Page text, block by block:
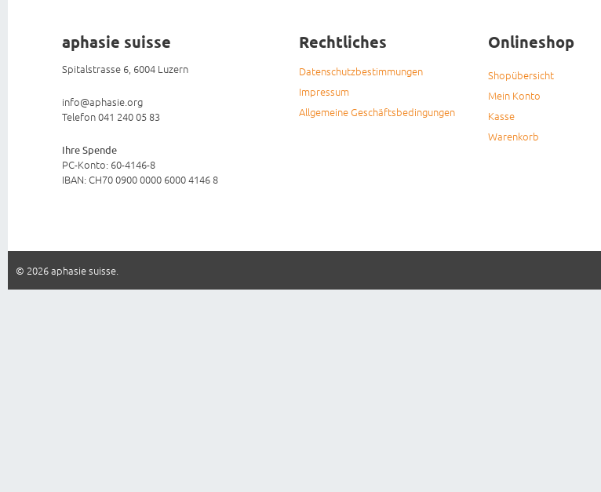
aphasie suisse
Spitalstrasse 6, 6004 Luzern
info@aphasie.org
Telefon 041 240 05 83
Ihre Spende
PC-Konto: 60-4146-8
IBAN: CH70 0900 0000 6000 4146 8
Rechtliches
Datenschutzbestimmungen
Impressum
Allgemeine Geschäftsbedingungen
Onlineshop
Shopübersicht
Mein Konto
Kasse
Warenkorb
© 2026 aphasie suisse.